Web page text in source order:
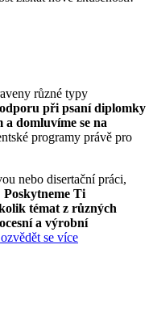
různé typy
při psaní diplomky
a domluvíme se na
programy právě pro
nebo disertační práci,
Poskytneme Ti
témat z různých
a výrobní
se více